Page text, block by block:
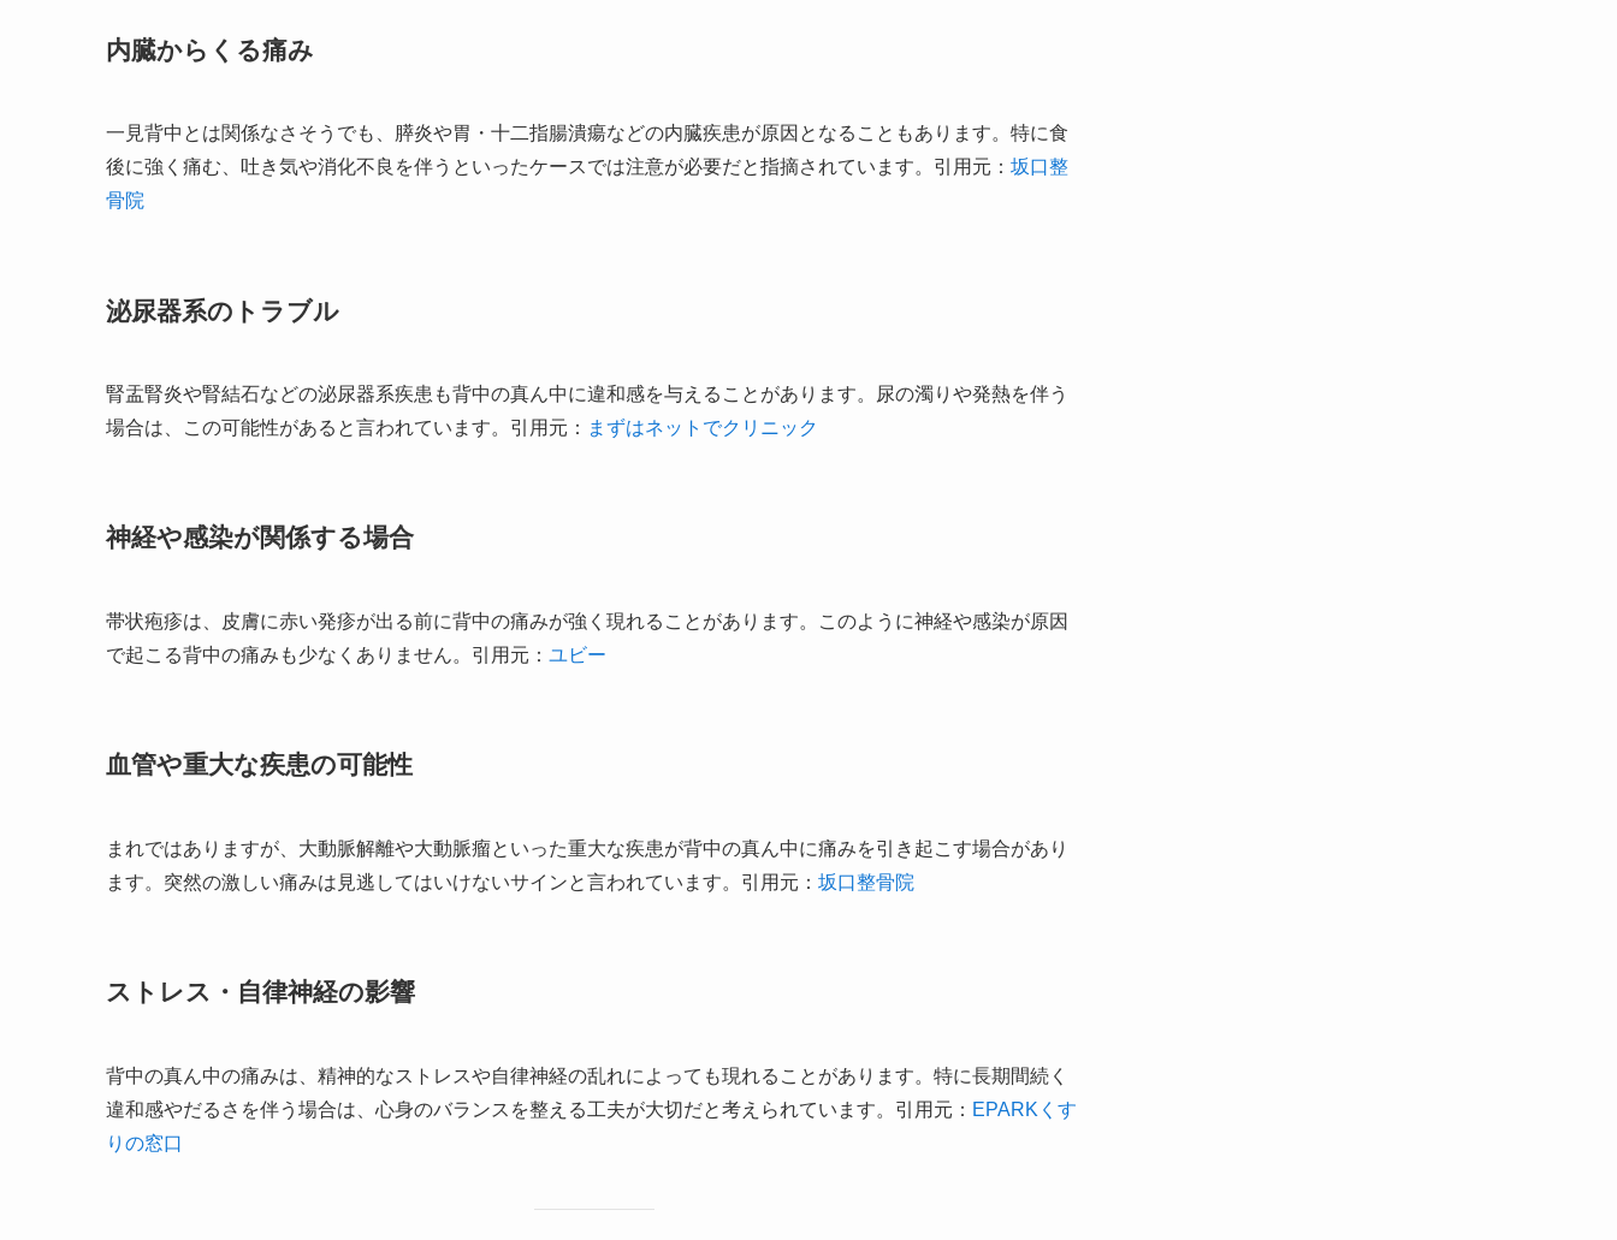
内臓からくる痛み
一見背中とは関係なさそうでも、膵炎や胃・十二指腸潰瘍などの内臓疾患が原因となることもあります。特に食
後に強く痛む、吐き気や消化不良を伴うといったケースでは注意が必要だと指摘されています。引用元： 坂口整
骨院
泌尿器系のトラブル
腎盂腎炎や腎結石などの泌尿器系疾患も背中の真ん中に違和感を与えることがあります。尿の濁りや発熱を伴う
場合は、この可能性があると言われています。引用元： まずはネットでクリニック
神経や感染が関係する場合
帯状疱疹は、皮膚に赤い発疹が出る前に背中の痛みが強く現れることがあります。このように神経や感染が原因
で起こる背中の痛みも少なくありません。引用元： ユビー
血管や重大な疾患の可能性
まれではありますが、大動脈解離や大動脈瘤といった重大な疾患が背中の真ん中に痛みを引き起こす場合があり
ます。突然の激しい痛みは見逃してはいけないサインと言われています。引用元： 坂口整骨院
ストレス・自律神経の影響
背中の真ん中の痛みは、精神的なストレスや自律神経の乱れによっても現れることがあります。特に長期間続く
違和感やだるさを伴う場合は、心身のバランスを整える工夫が大切だと考えられています。引用元： EPARKくす
りの窓口